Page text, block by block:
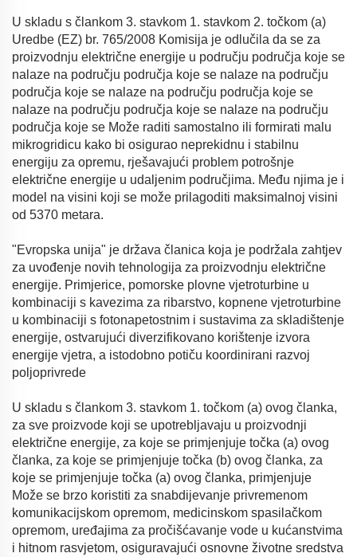
U skladu s člankom 3. stavkom 1. stavkom 2. točkom (a)
Uredbe (EZ) br. 765/2008 Komisija je odlučila da se za
proizvodnju električne energije u području područja koje se
nalaze na području područja koje se nalaze na području
područja koje se nalaze na području područja koje se
nalaze na području područja koje se nalaze na području
područja koje se Može raditi samostalno ili formirati malu
mikrogridicu kako bi osigurao neprekidnu i stabilnu
energiju za opremu, rješavajući problem potrošnje
električne energije u udaljenim područjima. Među njima je i
model na visini koji se može prilagoditi maksimalnoj visini
od 5370 metara.
"Evropska unija" je država članica koja je podržala zahtjev
za uvođenje novih tehnologija za proizvodnju električne
energije. Primjerice, pomorske plovne vjetroturbine u
kombinaciji s kavezima za ribarstvo, kopnene vjetroturbine
u kombinaciji s fotonapetostnim i sustavima za skladištenje
energije, ostvarujući diverzifikovano korištenje izvora
energije vjetra, a istodobno potiču koordinirani razvoj
poljoprivrede
U skladu s člankom 3. stavkom 1. točkom (a) ovog članka,
za sve proizvode koji se upotrebljavaju u proizvodnji
električne energije, za koje se primjenjuje točka (a) ovog
članka, za koje se primjenjuje točka (b) ovog članka, za
koje se primjenjuje točka (a) ovog članka, primjenjuje
Može se brzo koristiti za snabdijevanje privremenom
komunikacijskom opremom, medicinskom spasilačkom
opremom, uređajima za pročišćavanje vode u kućanstvima
i hitnom rasvjetom, osiguravajući osnovne životne sredstva